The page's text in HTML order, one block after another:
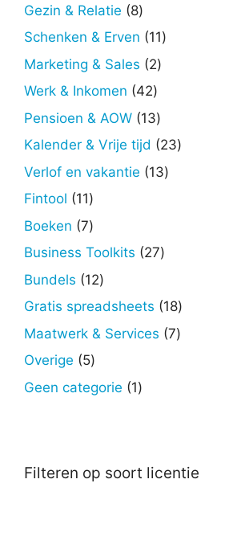
Gezin & Relatie 88
producten
Schenken & Erven 1111
Marketing & Sales 22
Werk & Inkomen 4242
producten
Pensioen & AOW 1313
producten
Kalender & Vrije tijd 2323
Verlof en vakantie 1313
Fintool 1111
producten
Boeken 77
producten
Business Toolkits 2727
Bundels 1212
producten
Gratis spreadsheets 1818
producten
Maatwerk & Services 77
Overige 55
producten
Geen categorie 11
Filteren op soort licentie